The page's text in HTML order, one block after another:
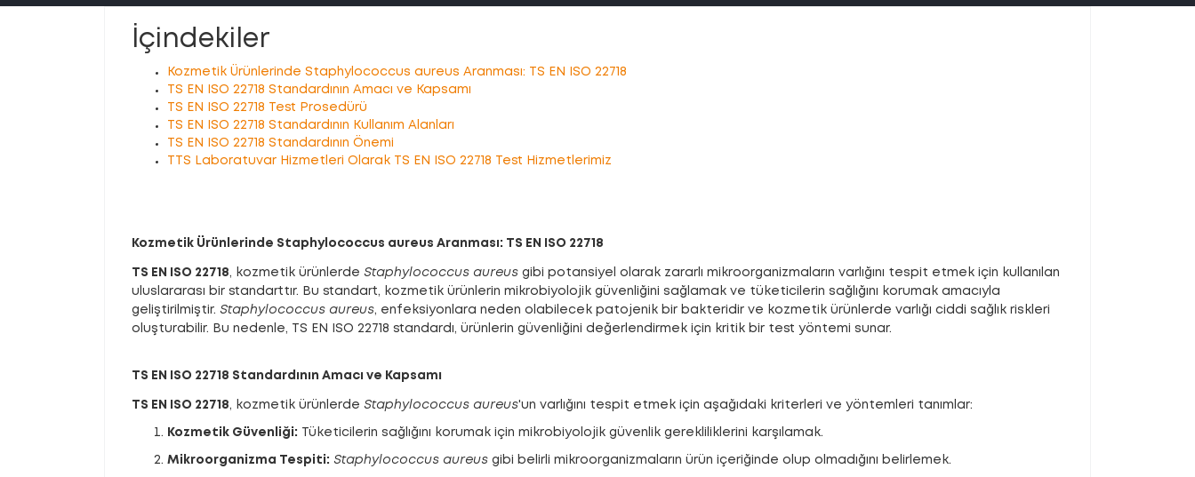
İçindekiler
Kozmetik Ürünlerinde Staphylococcus aureus Aranması: TS EN ISO 22718
TS EN ISO 22718 Standardının Amacı ve Kapsamı
TS EN ISO 22718 Test Prosedürü
TS EN ISO 22718 Standardının Kullanım Alanları
TS EN ISO 22718 Standardının Önemi
TTS Laboratuvar Hizmetleri Olarak TS EN ISO 22718 Test Hizmetlerimiz
Kozmetik Ürünlerinde Staphylococcus aureus Aranması: TS EN ISO 22718
TS EN ISO 22718, kozmetik ürünlerde Staphylococcus aureus gibi potansiyel olarak zararlı mikroorganizmaların varlığını tespit etmek için kullanılan
uluslararası bir standarttır. Bu standart, kozmetik ürünlerin mikrobiyolojik güvenliğini sağlamak ve tüketicilerin sağlığını korumak amacıyla
geliştirilmiştir. Staphylococcus aureus, enfeksiyonlara neden olabilecek patojenik bir bakteridir ve kozmetik ürünlerde varlığı ciddi sağlık riskleri
oluşturabilir. Bu nedenle, TS EN ISO 22718 standardı, ürünlerin güvenliğini değerlendirmek için kritik bir test yöntemi sunar.
TS EN ISO 22718 Standardının Amacı ve Kapsamı
TS EN ISO 22718, kozmetik ürünlerde Staphylococcus aureus'un varlığını tespit etmek için aşağıdaki kriterleri ve yöntemleri tanımlar:
Kozmetik Güvenliği: Tüketicilerin sağlığını korumak için mikrobiyolojik güvenlik gerekliliklerini karşılamak.
Mikroorganizma Tespiti: Staphylococcus aureus gibi belirli mikroorganizmaların ürün içeriğinde olup olmadığını belirlemek.